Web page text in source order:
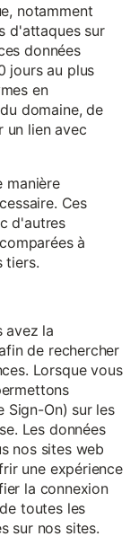
notamment
d'attaques sur
données
jours au plus
en
domaine, de
un lien avec
manière
Ces
d'autres
à
tiers.
avez la
de rechercher
Lorsque vous
Sign-On) sur les
Les données
nos sites web
une expérience
la connexion
toutes les
sur nos sites.